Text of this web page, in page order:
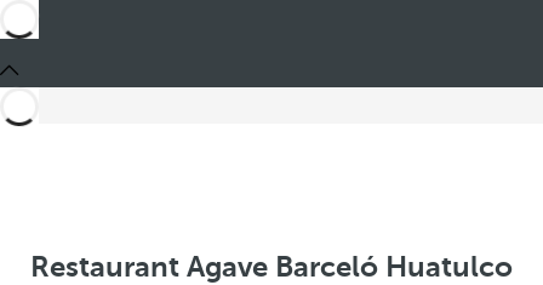
Restaurant Agave Barceló Huatulco